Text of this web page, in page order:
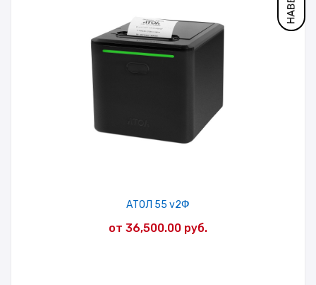
АТОЛ 55 v2Ф
от 36,500.00 руб.